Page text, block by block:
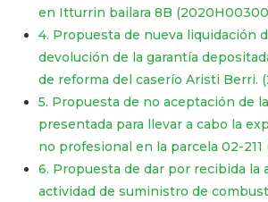
en Itturrin bailara 8B
4. Propuesta de nueva liquidación
devolución de la garantía
de reforma del caserío Aristi Berri.
5. Propuesta de no aceptación de
presentada para llevar a cabo la
no profesional en la parcela 02-
6. Propuesta de dar por recibida la
actividad de suministro de